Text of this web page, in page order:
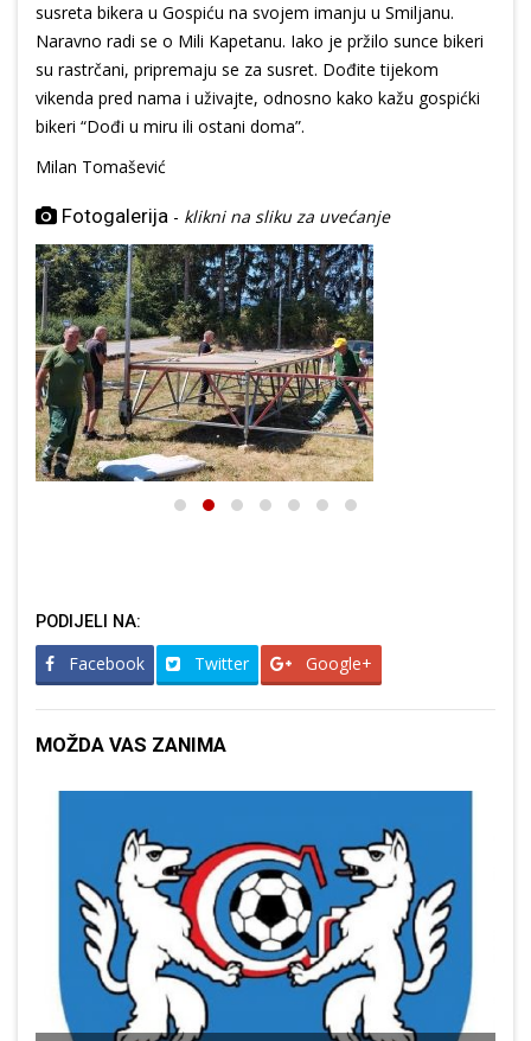
susreta bikera u Gospiću na svojem imanju u Smiljanu.
Naravno radi se o Mili Kapetanu. Iako je pržilo sunce bikeri
su rastrčani, pripremaju se za susret. Dođite tijekom
vikenda pred nama i uživajte, odnosno kako kažu gospićki
bikeri “Dođi u miru ili ostani doma”.
Milan Tomašević
Fotogalerija - klikni na sliku za uvećanje
PODIJELI NA:
Facebook Twitter Google+
MOŽDA VAS ZANIMA